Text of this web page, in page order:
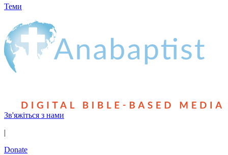
Теми
Зв'яжіться з нами
|
Donate